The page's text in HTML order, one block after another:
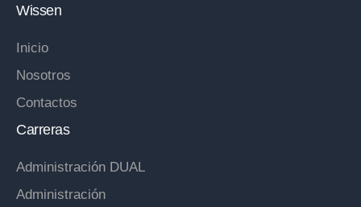
Wissen
Inicio
Nosotros
Contactos
Carreras
Administración DUAL
Administración